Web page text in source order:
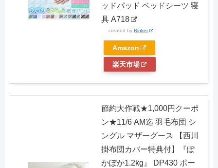
ッドパッド ベッドシーツ 寝
具 A718
created by Rinker
Amazon
楽天市場
節約大作戦★1,000円クーポ
ン★11/6 AM迄 羽毛布団 シ
ングル マザーグース 【西川
掛布団カバー特典付】『ぽ
かぽか1.2kg』 DP430 ポー